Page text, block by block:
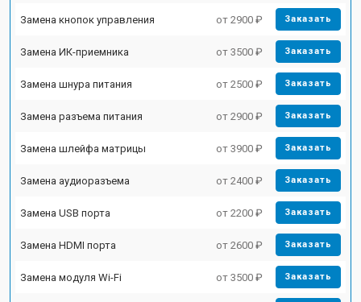
Замена кнопок управления от 2900 ₽ Заказать
Замена ИК-приемника от 3500 ₽ Заказать
Замена шнура питания от 2500 ₽ Заказать
Замена разъема питания от 2900 ₽ Заказать
Замена шлейфа матрицы от 3900 ₽ Заказать
Замена аудиоразъема от 2400 ₽ Заказать
Замена USB порта от 2200 ₽ Заказать
Замена HDMI порта от 2600 ₽ Заказать
Замена модуля Wi-Fi от 3500 ₽ Заказать